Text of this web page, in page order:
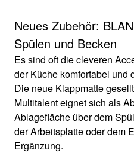
Neues Zubehör:
Spülen und Becken
Es sind oft die cleveren
der Küche komfortabel und
Die neue Klappmatte
Multitalent eignet sich als
Ablagefläche über dem
der Arbeitsplatte oder dem
Ergänzung.